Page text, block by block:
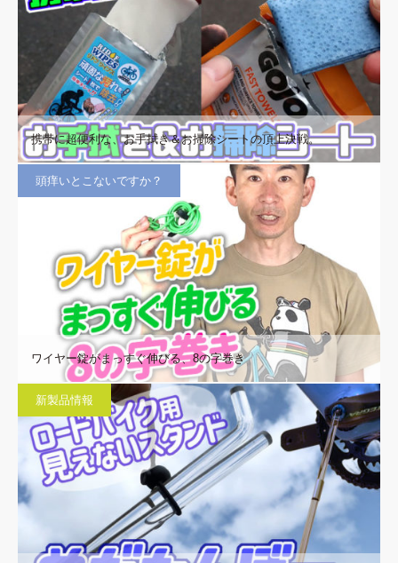
携帯に超便利な、お手拭き＆お掃除シートの頂上決戦。
頭痒いとこないですか？
ワイヤー錠がまっすぐ伸びる、8の字巻き
新製品情報